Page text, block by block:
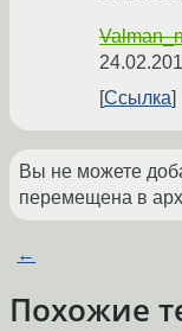
Ссылка
Вы не можете
перемещена в
←
Похожие